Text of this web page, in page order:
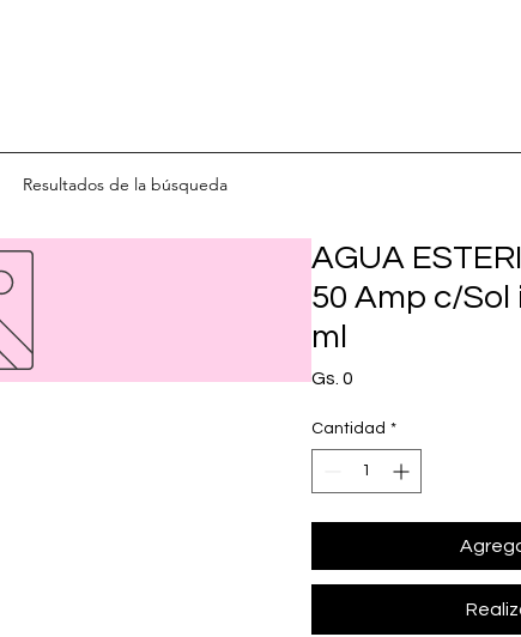
Resultados de la búsqueda
AGUA
50 Amp c/
ml
Gs. 0
Cantidad *